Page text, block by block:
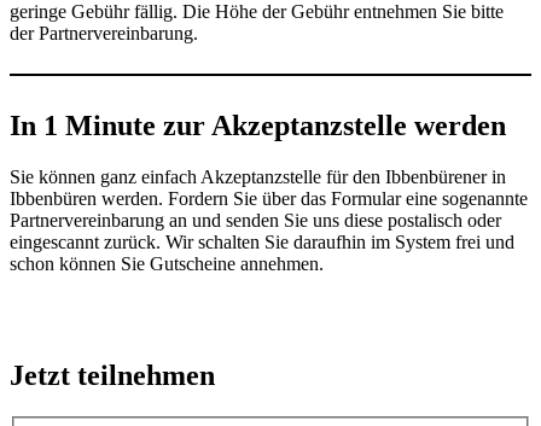
geringe Gebühr fällig. Die Höhe der Gebühr entnehmen Sie bitte
der Partnervereinbarung.
In 1 Minute zur Akzeptanzstelle werden
Sie können ganz einfach Akzeptanzstelle für den Ibbenbürener in
Ibbenbüren werden. Fordern Sie über das Formular eine sogenannte
Partnervereinbarung an und senden Sie uns diese postalisch oder
eingescannt zurück. Wir schalten Sie daraufhin im System frei und
schon können Sie Gutscheine annehmen.
Jetzt teilnehmen